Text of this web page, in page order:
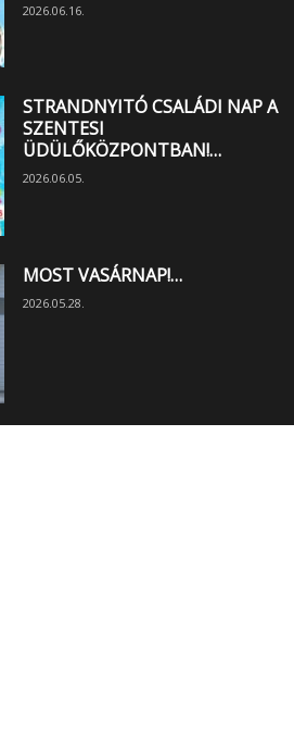
2026.06.16.
STRANDNYITÓ CSALÁDI NAP A
SZENTESI
ÜDÜLŐKÖZPONTBAN!…
2026.06.05.
MOST VASÁRNAP!…
2026.05.28.